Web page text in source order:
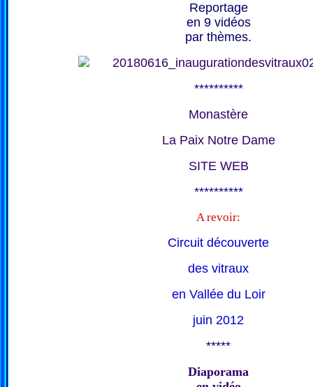
Reportage
en 9 vidéos
par thèmes.
**********
Monastère
La Paix Notre Dame
SITE WEB
**********
A revoir:
Circuit découverte
des vitraux
en Vallée du Loir
juin 2012
*****
Diaporama